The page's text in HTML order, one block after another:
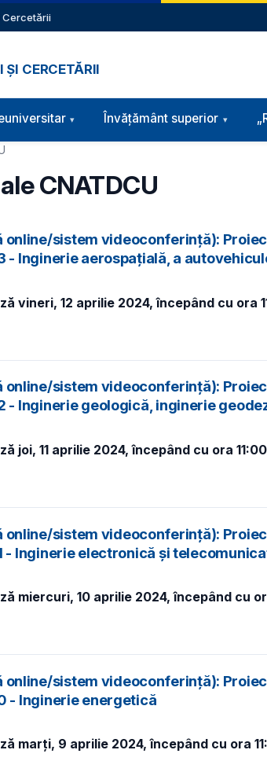
Cercetării
ȘI CERCETĂRII
Învățământ superior
CNATDCU
online/sistem videoconferință):
- Inginerie aerospațială, a
vineri, 12 aprilie 2024, începând cu ora
online/sistem videoconferință):
- Inginerie geologică, inginerie
joi, 11 aprilie 2024, începând cu ora 11:00
online/sistem videoconferință):
- Inginerie electronică și
miercuri, 10 aprilie 2024, începând cu
online/sistem videoconferință):
- Inginerie energetică
marți, 9 aprilie 2024, începând cu ora